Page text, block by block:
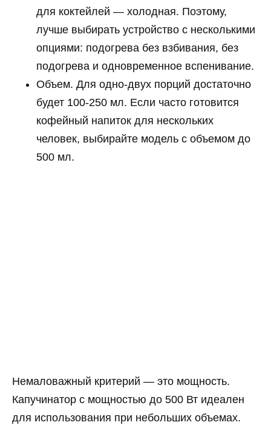
для коктейлей — холодная. Поэтому,
лучше выбирать устройство с несколькими
опциями: подогрева без взбивания, без
подогрева и одновременное вспенивание.
Объем. Для одно-двух порций достаточно
будет 100-250 мл. Если часто готовится
кофейный напиток для нескольких
человек, выбирайте модель с объемом до
500 мл.
Немаловажный критерий — это мощность.
Капучинатор с мощностью до 500 Вт идеален
для использования при небольших объемах.